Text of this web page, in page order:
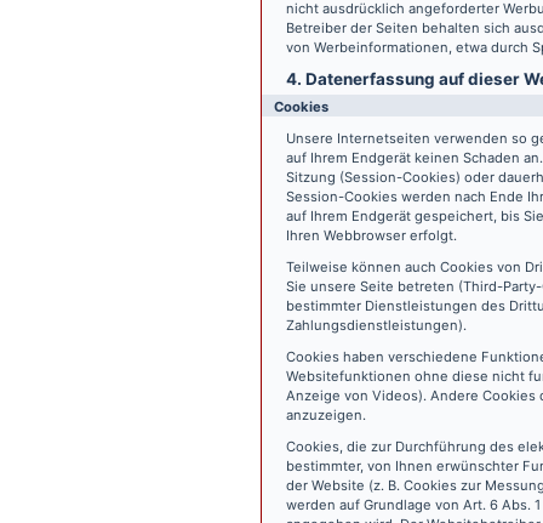
nicht ausdrücklich angeforderter
Betreiber der Seiten behalten sich
von Werbeinformationen, etwa durch
4. Datenerfassung auf dieser
Cookies
Unsere Internetseiten verwenden so
auf Ihrem Endgerät keinen Schaden
Sitzung (Session-Cookies) oder
Session-Cookies werden nach Ende
auf Ihrem Endgerät gespeichert, bis
Ihren Webbrowser erfolgt.
Teilweise können auch Cookies von
Sie unsere Seite betreten (Third-
bestimmter Dienstleistungen des
Zahlungsdienstleistungen).
Cookies haben verschiedene
Websitefunktionen ohne diese nicht
Anzeige von Videos). Andere
anzuzeigen.
Cookies, die zur Durchführung des
bestimmter, von Ihnen erwünschter
der Website (z. B. Cookies zur
werden auf Grundlage von Art. 6 Abs.